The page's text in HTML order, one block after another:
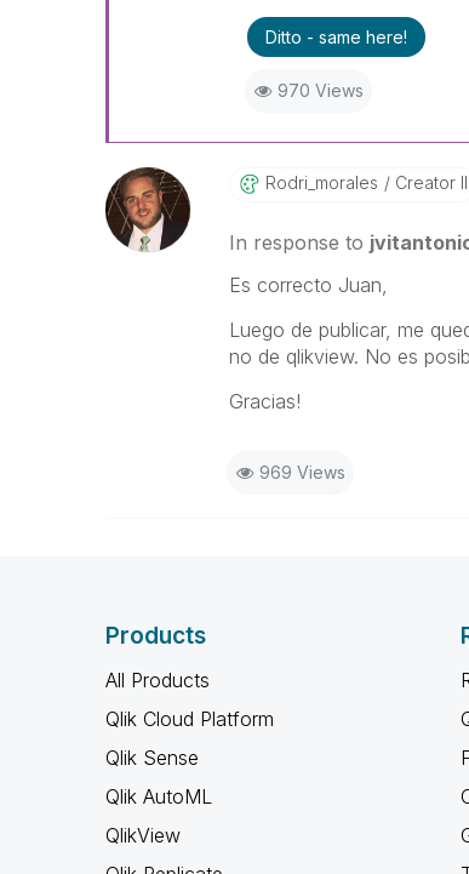
Ditto - same here!
970 Views
Rodri_morales Creator II
In response to
Es correcto Juan,
Luego de publicar, me
no de qlikview. No es
Gracias!
969 Views
Products
All Products
Qlik Cloud Platform
Qlik Sense
Qlik AutoML
QlikView